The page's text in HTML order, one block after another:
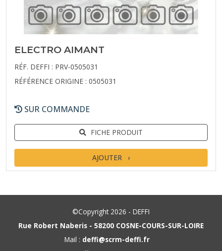
ELECTRO AIMANT
RÉF. DEFFI : PRV-0505031
RÉFÉRENCE ORIGINE : 0505031
SUR COMMANDE
FICHE PRODUIT
AJOUTER
©Copyright 2026 - DEFFI
Rue Robert Naberis - 58200 COSNE-COURS-SUR-LOIRE
Mail : deffi@scrm-deffi.fr